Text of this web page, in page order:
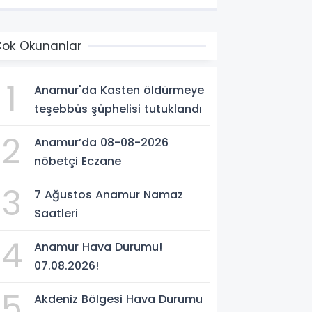
Okunanlar
1
Anamur'da Kasten öldürmeye
teşebbüs şüphelisi tutuklandı
2
Anamur’da 08-08-2026
nöbetçi Eczane
3
7 Ağustos Anamur Namaz
Saatleri
4
Anamur Hava Durumu!
07.08.2026!
Akdeniz Bölgesi Hava Durumu